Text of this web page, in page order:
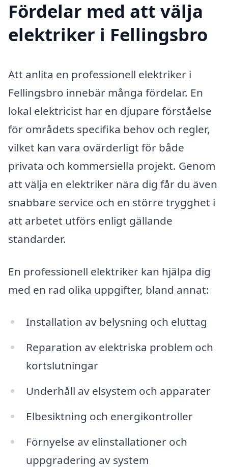
Fördelar med att välja
elektriker i Fellingsbro
Att anlita en professionell elektriker i
Fellingsbro innebär många fördelar. En
lokal elektricist har en djupare förståelse
för områdets specifika behov och regler,
vilket kan vara ovärderligt för både
privata och kommersiella projekt. Genom
att välja en elektriker nära dig får du även
snabbare service och en större trygghet i
att arbetet utförs enligt gällande
standarder.
En professionell elektriker kan hjälpa dig
med en rad olika uppgifter, bland annat:
Installation av belysning och eluttag
Reparation av elektriska problem och
kortslutningar
Underhåll av elsystem och apparater
Elbesiktning och energikontroller
Förnyelse av elinstallationer och
uppgradering av system